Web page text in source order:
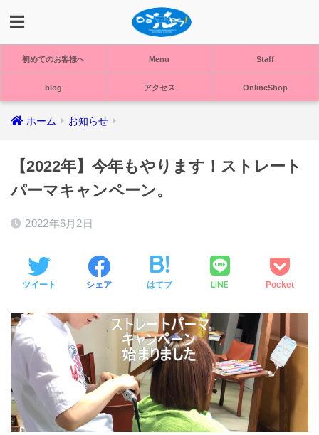
初めてのお客様へ Menu Staff
blog アクセス OnlineShop
ホーム お知らせ
【2022年】今年もやります！ストレート
パーマキャンペーン。
2022年6月2日
ツイート シェア はてブ LINE Pocket